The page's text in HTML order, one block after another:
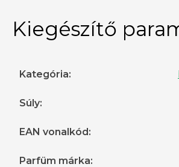
Kiegészítő
Kategória:
Súly:
EAN vonalkód :
Parfüm márka: